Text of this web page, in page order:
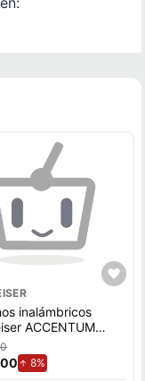
inalámbricos
ACCENTUM
Cancelación de
hasta 50
8%de aumento.